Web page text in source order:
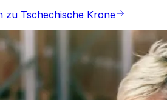
zu Tschechische Krone